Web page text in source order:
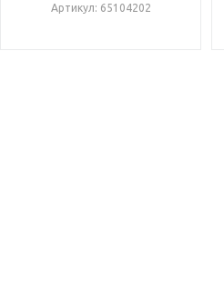
Артикул: 65104202